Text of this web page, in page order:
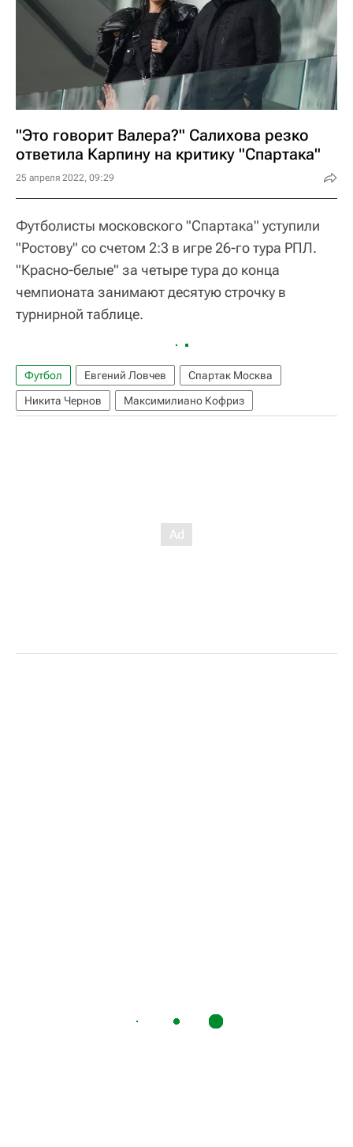
"Это говорит Валера?" Салихова резко
ответила Карпину на критику "Спартака"
25 апреля 2022, 09:29
Футболисты московского "Спартака" уступили
"Ростову" со счетом 2:3 в игре 26-го тура РПЛ.
"Красно-белые" за четыре тура до конца
чемпионата занимают десятую строчку в
турнирной таблице.
Футбол Евгений Ловчев
Спартак Москва
Никита Чернов
Максимилиано Кофриз